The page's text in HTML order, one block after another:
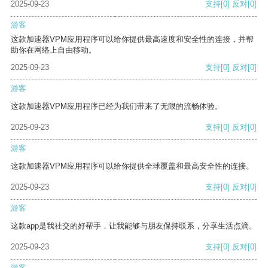
2025-09-23 支持[0] 反对[0]
游客
这款加速器VPM应用程序可以给你提供最高速度和安全性的连接，并帮
助你在网络上自由移动。
2025-09-23
支持[0] 反对[0]
游客
这款加速器VPM应用程序已经为我们带来了无限的流畅体验。
2025-09-23 支持[0] 反对[0]
游客
这款加速器VPM应用程序可以给你提供全球覆盖和最高安全性的连接。
2025-09-23 支持[0] 反对[0]
游客
这款app是我社交的好帮手，让我能够与朋友保持联系，分享生活点滴。
2025-09-23 支持[0] 反对[0]